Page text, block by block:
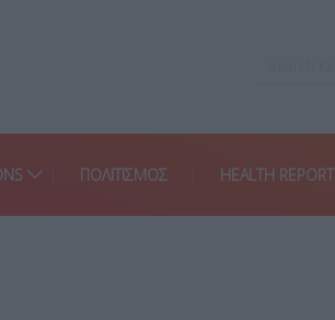
ΠΟΛΙΤΙΣΜΟΣ HEALTH REPORT